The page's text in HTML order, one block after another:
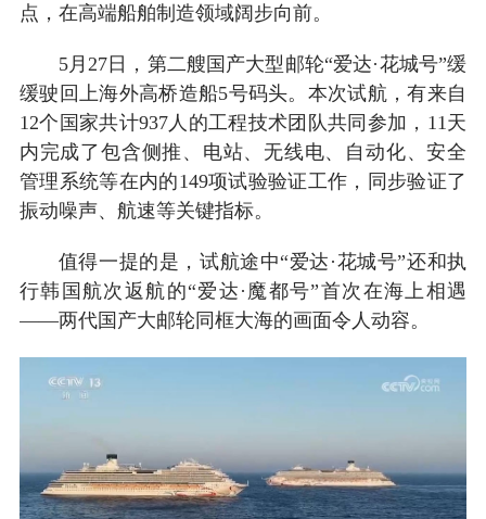
点，在高端船舶制造领域阔步向前。
5月27日，第二艘国产大型邮轮“爱达·花城号”缓
缓驶回上海外高桥造船5号码头。本次试航，有来自
12个国家共计937人的工程技术团队共同参加，11天
内完成了包含侧推、电站、无线电、自动化、安全
管理系统等在内的149项试验验证工作，同步验证了
振动噪声、航速等关键指标。
值得一提的是，试航途中“爱达·花城号”还和执
行韩国航次返航的“爱达·魔都号”首次在海上相遇
——两代国产大邮轮同框大海的画面令人动容。